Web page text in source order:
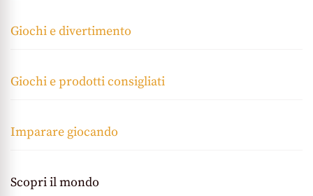
Giochi e divertimento
Giochi e prodotti consigliati
Imparare giocando
Scopri il mondo